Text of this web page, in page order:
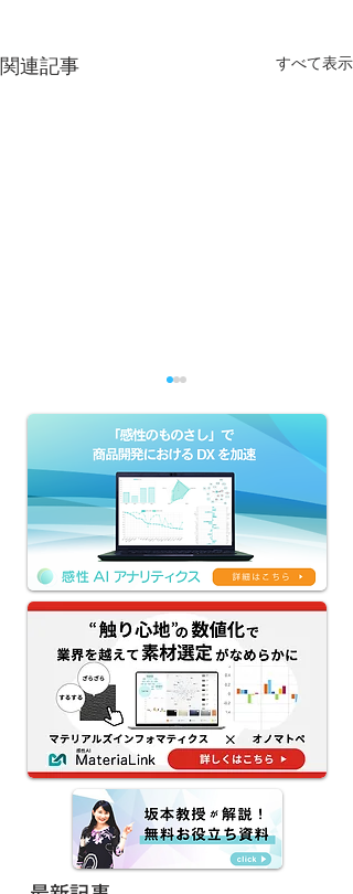
関連記事 すべて表示
【感性AIアナリティクス
新機能リリース】評価
AI×生成AIのクリエイテ
ィブAIワークフローを提
供｜ネーミング・コピ
ー・デザインの試行錯誤
を80%減